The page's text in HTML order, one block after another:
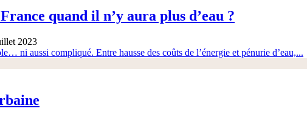
quand il n’y aura plus d’eau ?
2023
ni aussi compliqué. Entre hausse des coûts de l’énergie et pénurie d’eau,...